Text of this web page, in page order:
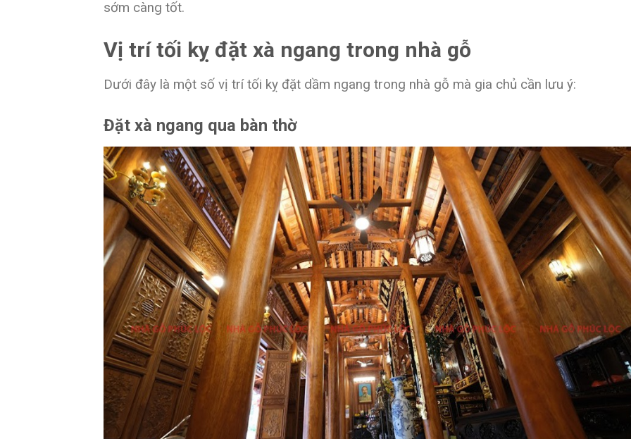
sớm càng tốt.
Vị trí tối kỵ đặt xà ngang trong nhà gỗ
Dưới đây là một số vị trí tối kỵ đặt dầm ngang trong nhà gỗ mà gia chủ cần lưu ý:
Đặt xà ngang qua bàn thờ